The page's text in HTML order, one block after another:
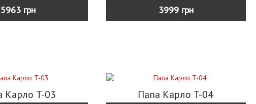
5963 грн 3999 грн
Карло T-03 Папа Карло T-04